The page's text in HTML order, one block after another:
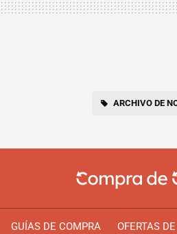
ARCHIVO DE
GUÍAS DE COMPRA OFERTAS